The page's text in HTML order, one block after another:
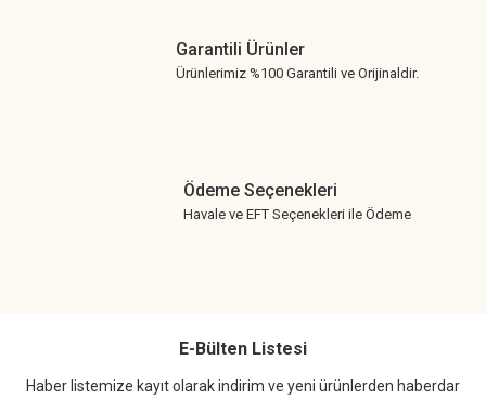
Garantili Ürünler
Ürünlerimiz %100 Garantili ve Orijinaldir.
Ödeme Seçenekleri
Havale ve EFT Seçenekleri ile Ödeme
E-Bülten Listesi
Haber listemize kayıt olarak indirim ve yeni ürünlerden haberdar